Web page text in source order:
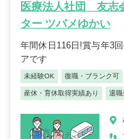
医療法人社団 友志
ター ツバメゆかい
年間休日116日!賞与年3
アです
未経験OK 復職・ブランク可
産休・育休取得実績あり 退職